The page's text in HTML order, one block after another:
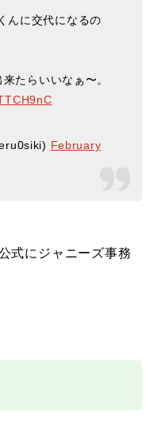
んに交代になるの
たらいいなぁ〜。
February
式にジャニーズ事務